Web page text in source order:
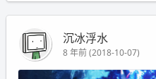
沉冰浮水
8 年前 (2018-10-07)